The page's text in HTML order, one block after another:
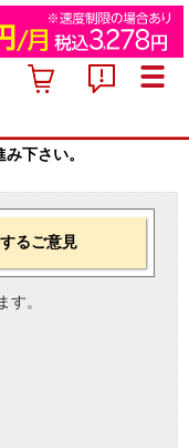
下さい。
るご意見
す。